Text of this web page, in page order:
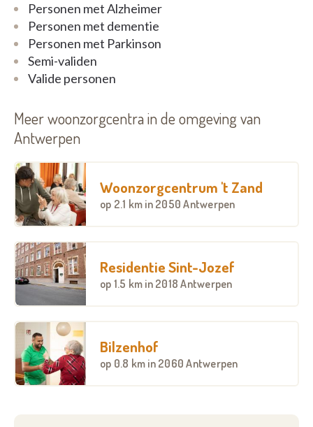
Personen met Alzheimer
Personen met dementie
Personen met Parkinson
Semi-validen
Valide personen
Meer woonzorgcentra in de omgeving van
Antwerpen
Woonzorgcentrum 't Zand
op 2.1 km in 2050 Antwerpen
Residentie Sint-Jozef
op 1.5 km in 2018 Antwerpen
Bilzenhof
op 0.8 km in 2060 Antwerpen